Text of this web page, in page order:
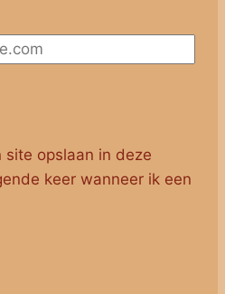
site opslaan in deze
keer wanneer ik een